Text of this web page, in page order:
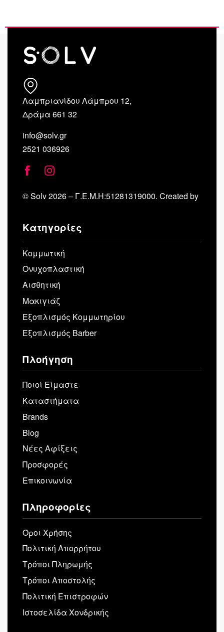
Λαμπριανίδου Λάμπρου 12,
Δράμα 661 32
info@solv.gr
2521 036926
© Solv 2026 – Γ.E.M.Η:51281319000. Created by
Κατηγορίες
Κομμωτική
Ονυχοπλαστική
Αισθητική
Μακιγιάζ
Εξοπλισμός Κομμωτηρίου
Εξοπλισμός Barber
Πλοήγηση
Ποιοί Είμαστε
Καταστήματα
Brands
Blog
Νέες Αφίξεις
Προσφορές
Επικοινωνία
Πληροφορίες
Όροι Χρήσης
Πολιτική Απορρήτου
Τρόποι Πληρωμής
Τρόποι Αποστολής
Πολιτική Επιστροφών
Ιστοσελίδα Χονδρικής